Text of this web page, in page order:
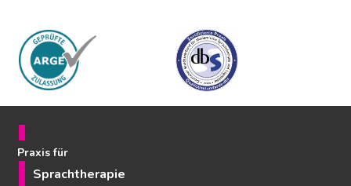
Praxis für
Sprachtherapie